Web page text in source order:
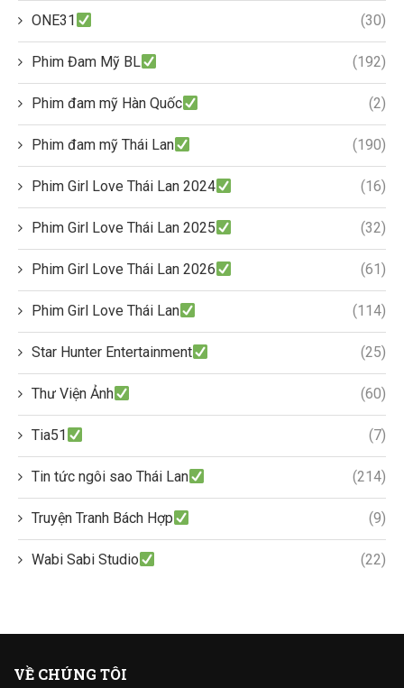
ONE31 (30)
Phim Đam Mỹ BL (192)
Phim đam mỹ Hàn Quốc (2)
Phim đam mỹ Thái Lan (190)
Phim Girl Love Thái Lan 2024 (16)
Phim Girl Love Thái Lan 2025 (32)
Phim Girl Love Thái Lan 2026 (61)
Phim Girl Love Thái Lan (114)
Star Hunter Entertainment (25)
Thư Viện Ảnh (60)
Tia51 (7)
Tin tức ngôi sao Thái Lan (214)
Truyện Tranh Bách Hợp (9)
Wabi Sabi Studio (22)
VỀ CHÚNG TÔI